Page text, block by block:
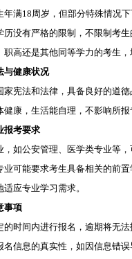
18周岁，但部分特殊情况下
有严格的限制，不限制考生
高还是其他同等学力的考生，
与健康状况
法和法律，具备良好的道德
，生活能自理，不影响所报
报考要求
公安管理、医学类专业等，
业可能要求考生具备相关的前
应专业学习需求。
事项
间内进行报名，逾期将无法
息的真实性，如因信息错误